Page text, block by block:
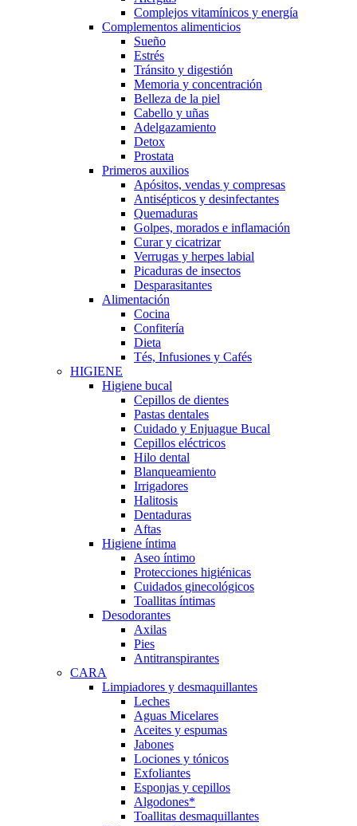
Complejos vitamínicos y energía
Complementos alimenticios
Sueño
Estrés
Tránsito y digestión
Memoria y concentración
Belleza de la piel
Cabello y uñas
Adelgazamiento
Detox
Prostata
Primeros auxilios
Apósitos, vendas y compresas
Antisépticos y desinfectantes
Quemaduras
Golpes, morados e inflamación
Curar y cicatrizar
Verrugas y herpes labial
Picaduras de insectos
Desparasitantes
Alimentación
Cocina
Confitería
Dieta
Tés, Infusiones y Cafés
HIGIENE
Higiene bucal
Cepillos de dientes
Pastas dentales
Cuidado y Enjuague Bucal
Cepillos eléctricos
Hilo dental
Blanqueamiento
Irrigadores
Halitosis
Dentaduras
Aftas
Higiene íntima
Aseo íntimo
Protecciones higiénicas
Cuidados ginecológicos
Toallitas íntimas
Desodorantes
Axilas
Pies
Antitranspirantes
CARA
Limpiadores y desmaquillantes
Leches
Aguas Micelares
Aceites y espumas
Jabones
Lociones y tónicos
Exfoliantes
Esponjas y cepillos
Algodones*
Toallitas desmaquillantes